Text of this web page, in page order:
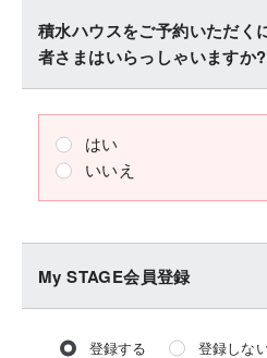
積水ハウスをご予約いただく
者さまはいらっしゃいますか?
はい
いいえ
My STAGE会員登録
登録する 登録しな